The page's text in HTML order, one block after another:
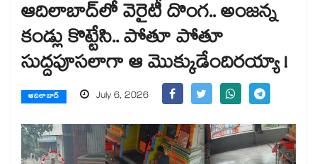
ఆదిలాబాద్⁭లో వెరైటీ దొంగ.. అంజన్న
కండ్లు కొట్టేసి.. పోతూ పోతూ
సుద్దపూసలాగా ఆ మొక్కుడేందిరయ్యా !
ఆదిలాబాద్ July 6, 2026